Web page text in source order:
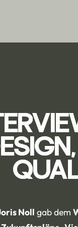
Noll gab dem